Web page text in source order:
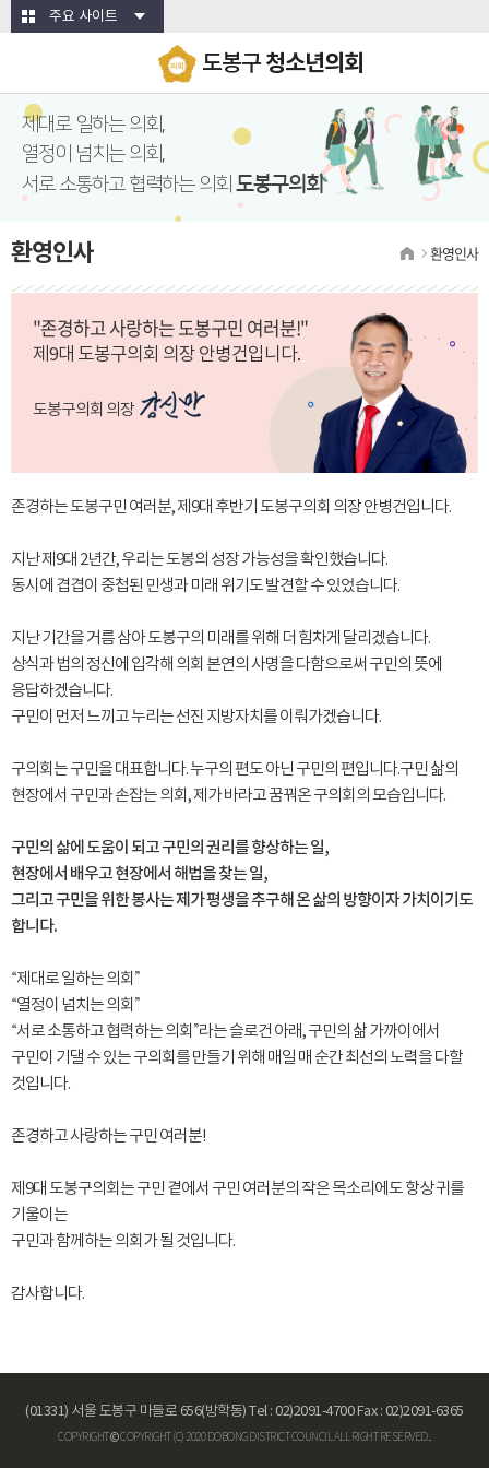
본문바로가기주요 사이트
도봉구청소년의회
제대로 일하는 의회,
열정이 넘치는 의회,
서로 소통하고 협력하는 의회 도봉구의회
환영인사 환영인사
"존경하고 사랑하는 도봉구민 여러분!"
제9대 도봉구의회 의장 안병건입니다.
도봉구의회 의장
존경하는 도봉구민 여러분, 제9대 후반기 도봉구의회 의장 안병건입니다.
지난 제9대 2년간, 우리는 도봉의 성장 가능성을 확인했습니다.
동시에 겹겹이 중첩된 민생과 미래 위기도 발견할 수 있었습니다.
지난 기간을 거름 삼아 도봉구의 미래를 위해 더 힘차게 달리겠습니다.
상식과 법의 정신에 입각해 의회 본연의 사명을 다함으로써 구민의 뜻에
응답하겠습니다.
구민이 먼저 느끼고 누리는 선진 지방자치를 이뤄가겠습니다.
구의회는 구민을 대표합니다. 누구의 편도 아닌 구민의 편입니다.구민 삶의
현장에서 구민과 손잡는 의회, 제가 바라고 꿈꿔온 구의회의 모습입니다.
구민의 삶에 도움이 되고 구민의 권리를 향상하는 일,
현장에서 배우고 현장에서 해법을 찾는 일,
그리고 구민을 위한 봉사는 제가 평생을 추구해 온 삶의 방향이자 가치이기도
합니다.
“제대로 일하는 의회”
“열정이 넘치는 의회”
“서로 소통하고 협력하는 의회”라는 슬로건 아래, 구민의 삶 가까이에서
구민이 기댈 수 있는 구의회를 만들기 위해 매일 매 순간 최선의 노력을 다할
것입니다.
존경하고 사랑하는 구민 여러분!
제9대 도봉구의회는 구민 곁에서 구민 여러분의 작은 목소리에도 항상 귀를
기울이는
구민과 함께하는 의회가 될 것입니다.
감사합니다.
(01331) 서울 도봉구 마들로 656(방학동)Tel : 02)2091-4700 Fax : 02)2091-6365
COPYRIGHT © COPYRIGHT (C) 2020 DOBONG DISTRICT COUNCIL ALL RIGHT RESERVED..